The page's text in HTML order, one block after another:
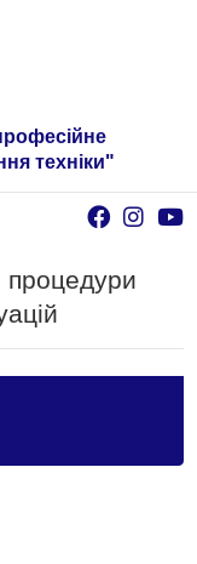
техніки"
процедури